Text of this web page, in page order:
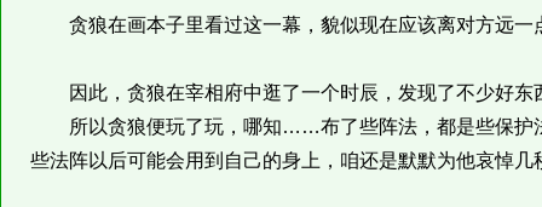
贪狼在画本子里看过这一幕，貌似现在应该离对方远
因此，贪狼在宰相府中逛了一个时辰，发现了不少好东
所以贪狼便玩了玩，哪知……布了些阵法，都是些保护
些法阵以后可能会用到自己的身上，咱还是默默为他哀悼